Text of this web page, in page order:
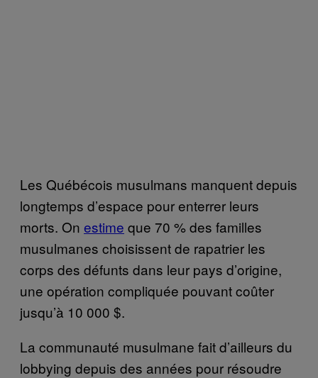
Les Québécois musulmans manquent depuis
longtemps d’espace pour enterrer leurs
morts. On estime que 70 % des familles
musulmanes choisissent de rapatrier les
corps des défunts dans leur pays d’origine,
une opération compliquée pouvant coûter
jusqu’à 10 000 $.
La communauté musulmane fait d’ailleurs du
lobbying depuis des années pour résoudre